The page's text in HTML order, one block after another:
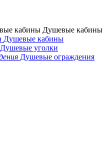
кабины Душевые кабины
Душевые кабины
Душевые уголки
Душевые ограждения